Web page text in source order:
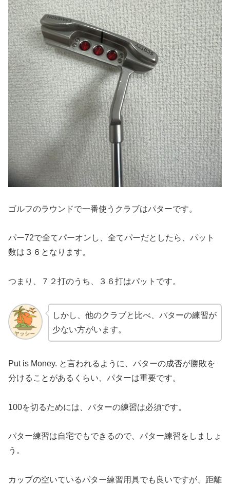
ゴルフのラウンドで一番使うクラブはパターです。
パー72で全てパーオンし、全てパーだとしたら、パット
数は３６となります。
つまり、７２打のうち、３６打はパットです。
しかし、他のクラブと比べ、パターの練習が
少ない方がいます。
Put is Money. と言われるように、パターの成否が勝敗を
分けることがあるくらい、パターは重要です。
100を切るためには、パターの練習は必須です。
パター練習は自宅でもできるので、パター練習をしましょ
う。
カップの空いているパター練習用具でも良いですが、距離